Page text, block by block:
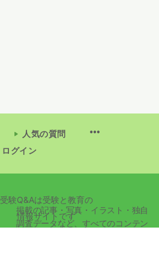
人気の質問
ログイン
受験Q&Aは受験と教育の
情報サイトです
掲載の記事・写真・イラスト・独自
調査データなど、すべてのコンテン